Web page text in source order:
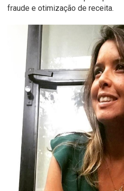
fraude e otimização de receita.